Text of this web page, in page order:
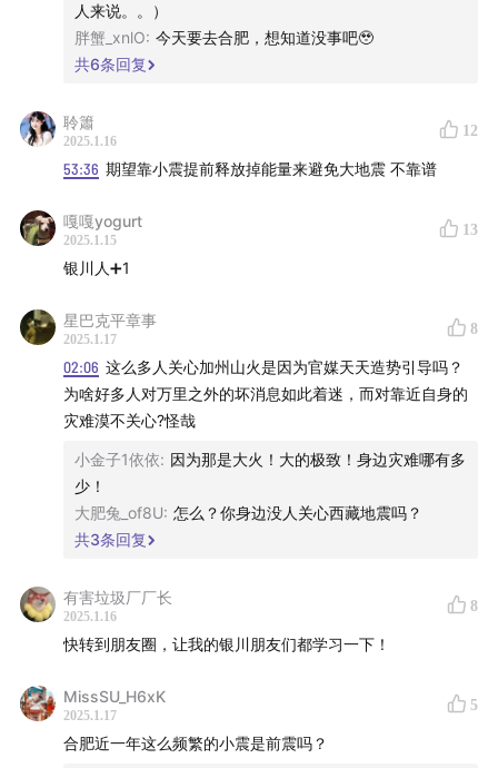
地震发生后，我经常在社交媒体上看到许多焦急的朋友在
四处询问：“我要不要退掉去西藏/日本旅游的机票和酒
希望这期节目可以帮到你。
▍本期嘉宾：
▼ 时间轴
日本九州岛6.9级地震，证明了地震的不可预测性
地震到底是怎么回事？
相差一级就有32倍之巨；
地震局是怎么探测到地震的发生和具体位置的？
12:34 颠覆认知的数据：地震伤亡主要来自杂物掉落，建
筑倒塌引起的仅占1%；
人来说。。）
胖蟹_xnlO: 今天要去合肥，想知道没事吧🥹
共6条回复
聆簫
2025.1.16
12
53:36 期望靠小震提前释放掉能量来避免大地震 不靠谱
嘎嘎yogurt
2025.1.15
13
银川人➕1
星巴克平章事
2025.1.17
8
02:06 这么多人关心加州山火是因为官媒天天造势引导吗？
为啥好多人对万里之外的坏消息如此着迷，而对靠近自身的
灾难漠不关心?怪哉
小金子1依依: 因为那是大火！大的极致！身边灾难哪有多
少！
大肥兔_of8U: 怎么？你身边没人关心西藏地震吗？
共3条回复
有害垃圾厂厂长
2025.1.16
8
快转到朋友圈，让我的银川朋友们都学习一下！
MissSU_H6xK
2025.1.17
5
合肥近一年这么频繁的小震是前震吗？